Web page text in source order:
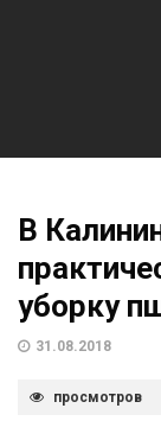
В
уборку
31.08.2018
просмотров